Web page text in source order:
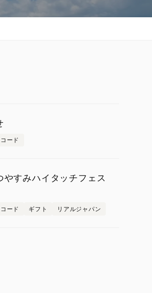
ード
すみハイタッチフェス
ード ギフト リアルジャパン